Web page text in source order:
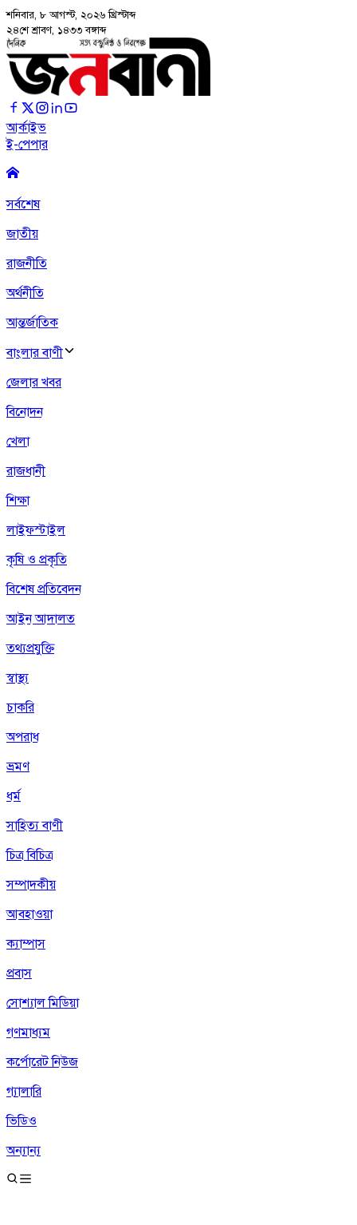
শনিবার, ৮ আগস্ট, ২০২৬ খ্রিস্টাব্দ
২৪শে শ্রাবণ, ১৪৩৩ বঙ্গাব্দ
আর্কাইভ
ই-পেপার
সর্বশেষ
জাতীয়
রাজনীতি
অর্থনীতি
আন্তর্জাতিক
বাংলার বাণী
জেলার খবর
বিনোদন
খেলা
রাজধানী
শিক্ষা
লাইফস্টাইল
কৃষি ও প্রকৃতি
বিশেষ প্রতিবেদন
আইন আদালত
তথ্যপ্রযুক্তি
স্বাস্থ্য
চাকরি
অপরাধ
ভ্রমণ
ধর্ম
সাহিত্য বাণী
চিত্র বিচিত্র
সম্পাদকীয়
আবহাওয়া
ক্যাম্পাস
প্রবাস
সোশ্যাল মিডিয়া
গণমাধ্যম
কর্পোরেট নিউজ
গ্যালারি
ভিডিও
অন্যান্য